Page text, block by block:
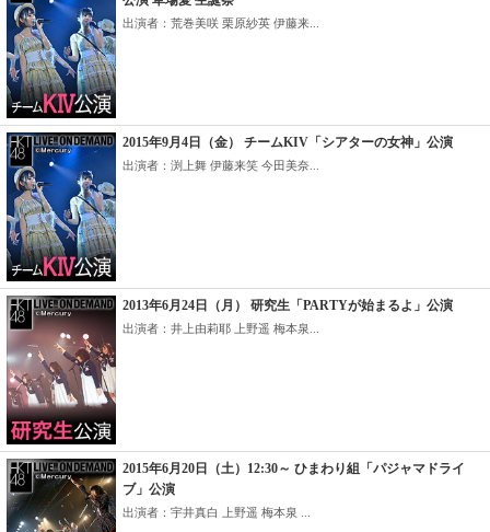
出演者：荒巻美咲 栗原紗英 伊藤来...
2015年9月4日（金） チームKIV「シアターの女神」公演
出演者：渕上舞 伊藤来笑 今田美奈...
2013年6月24日（月） 研究生「PARTYが始まるよ」公演
出演者：井上由莉耶 上野遥 梅本泉...
2015年6月20日（土）12:30～ ひまわり組「パジャマドライ
ブ」公演
出演者：宇井真白 上野遥 梅本泉 ...